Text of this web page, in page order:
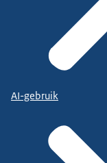
AI-gebruik